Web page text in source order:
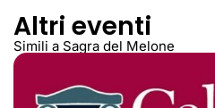
Altri eventi
Simili a Sagra del Melone